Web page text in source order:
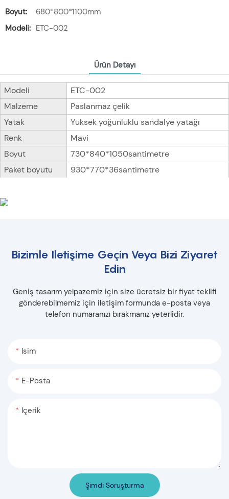
Boyut:
680*800*1100mm
Modeli: ETC-002
Ürün Detayı
Modeli
ETC-002
Malzeme
Paslanmaz çelik
Yatak
Yüksek yoğunluklu sandalye yatağı
Renk
Mavi
Boyut
730*840*1050santimetre
Paket boyutu
930*770*36santimetre
Bizimle Iletişime Geçin Veya Bizi Ziyaret
Edin
Geniş tasarım yelpazemiz için size ücretsiz bir fiyat teklifi
gönderebilmemiz için iletişim formunda e-posta veya
telefon numaranızı bırakmanız yeterlidir.
Isim
E-Posta
Içerik
Şimdi Soruşturma